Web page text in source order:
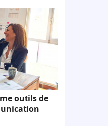
outils de